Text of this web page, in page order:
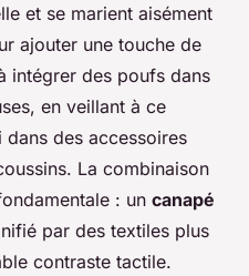
et se marient aisément
ajouter une touche de
intégrer des poufs dans
en veillant à ce
des accessoires
La combinaison
: un canapé
par des textiles plus
contraste tactile.